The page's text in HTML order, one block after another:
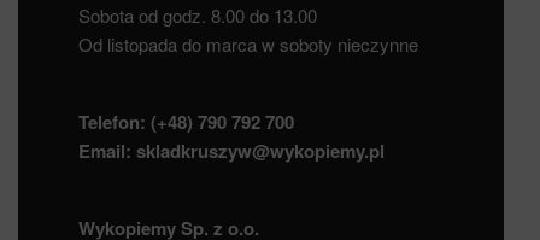
Sobota od godz. 8.00 do 13.00
Od listopada do marca w soboty nieczynne
Telefon: (+48) 790 792 700
Email: skladkruszyw@wykopiemy.pl
Wykopiemy Sp. z o.o.